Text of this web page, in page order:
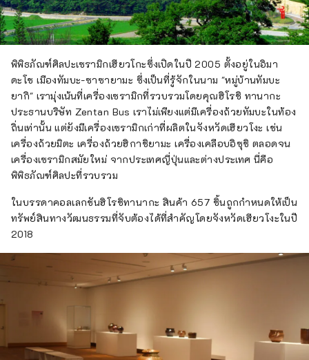
พิพิธภัณฑ์ศิลปะเซรามิกเฮียวโกะซึ่งเปิดในปี 2005 ตั้งอยู่ในอิมา
ดะโช เมืองทัมบะ-ซาซายามะ ซึ่งเป็นที่รู้จักในนาม "หมู่บ้านทัมบะ
ยากิ" เรามุ่งเน้นที่เครื่องเซรามิกที่รวบรวมโดยคุณฮิโรชิ ทานากะ
ประธานบริษัท Zentan Bus เราไม่เพียงแต่มีเครื่องถ้วยทัมบะในท้อง
ถิ่นเท่านั้น แต่ยังมีเครื่องเซรามิกเก่าที่ผลิตในจังหวัดเฮียวโงะ เช่น
เครื่องถ้วยมิตะ เครื่องถ้วยฮิกาชิยามะ เครื่องเคลือบอิซุชิ ตลอดจน
เครื่องเซรามิกสมัยใหม่ จากประเทศญี่ปุ่นและต่างประเทศ นี่คือ
พิพิธภัณฑ์ศิลปะที่รวบรวม
ในบรรดาคอลเลกชันฮิโรชิทานากะ สินค้า 657 ชิ้นถูกกำหนดให้เป็น
ทรัพย์สินทางวัฒนธรรมที่จับต้องได้ที่สำคัญโดยจังหวัดเฮียวโงะในปี
2018